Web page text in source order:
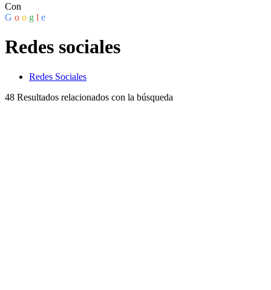
Con
G o o g l e
Redes sociales
Redes Sociales
48 Resultados relacionados con la búsqueda